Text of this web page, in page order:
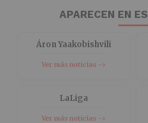
APARECEN EN
Áron Yaakobishvili
Ver más noticias ->
LaLiga
Ver más noticias ->